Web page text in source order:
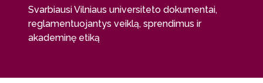
Svarbiausi Vilniaus universiteto dokumentai,
reglamentuojantys veiklą, sprendimus ir
akademinę etiką